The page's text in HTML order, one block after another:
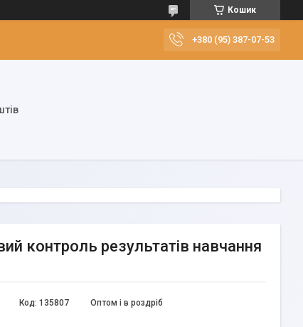
Кошик
+380 (95) 387-07-53
контроль результатів навчання
Оптом і в роздріб
Код: 135807